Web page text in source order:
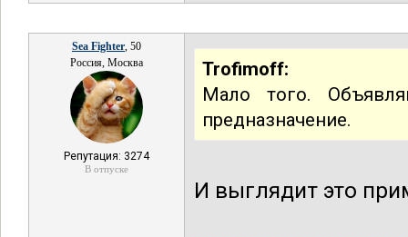
Sea Fighter, 50
Россия, Москва
Репутация: 3274
В отпуске
Trofimoff:
Мало того.
предназначение.
И выглядит это